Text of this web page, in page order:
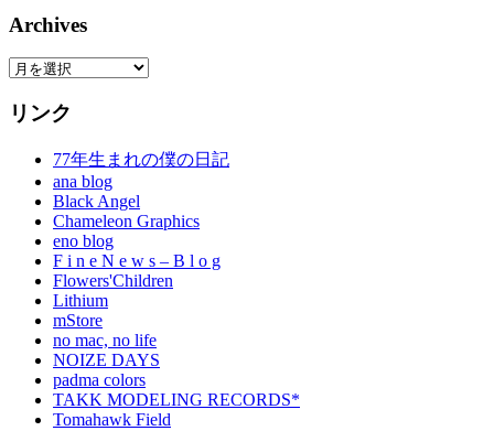
Archives
Archives
リンク
77年生まれの僕の日記
ana blog
Black Angel
Chameleon Graphics
eno blog
F i n e N e w s – B l o g
Flowers'Children
Lithium
mStore
no mac, no life
NOIZE DAYS
padma colors
TAKK MODELING RECORDS*
Tomahawk Field